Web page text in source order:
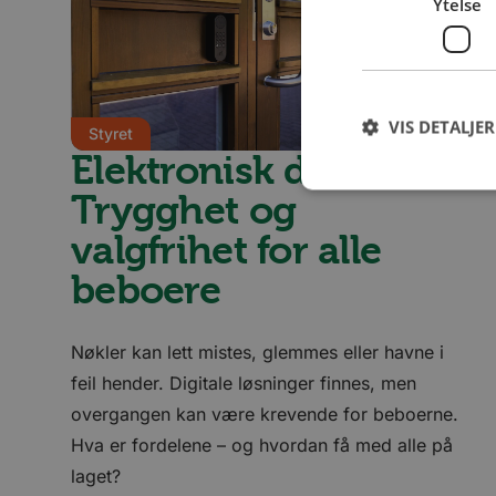
Styret
Elektronisk dørlås:
Trygghet og
valgfrihet for alle
beboere
Nøkler kan lett mistes, glemmes eller havne i
feil hender. Digitale løsninger finnes, men
overgangen kan være krevende for beboerne.
Hva er fordelene – og hvordan få med alle på
laget?
VIS DETALJER
Ytelsescookies
_ga_SK0CXE3F39
_ga